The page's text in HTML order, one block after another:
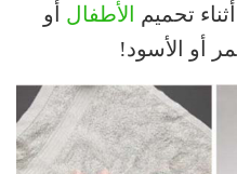
تحميم الأطفال أو
أو الأسود!